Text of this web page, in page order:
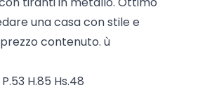
una casa con stile e
contenuto. ù
H.85 Hs.48